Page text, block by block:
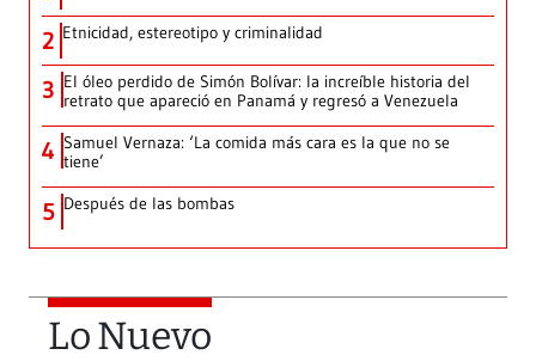
2 Etnicidad, estereotipo y criminalidad
3 El óleo perdido de Simón Bolívar: la increíble historia del
retrato que apareció en Panamá y regresó a Venezuela
4 Samuel Vernaza: ‘La comida más cara es la que no se
tiene’
5 Después de las bombas
Lo Nuevo